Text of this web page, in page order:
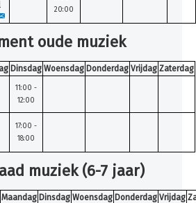
20:00
oude muziek
Dinsdag Woensdag Donderdag Vrijdag Zaterdag
11:00 -
12:00
17:00 -
18:00
muziek (6-7 jaar)
Maandag Dinsdag Woensdag Donderdag Vrijdag